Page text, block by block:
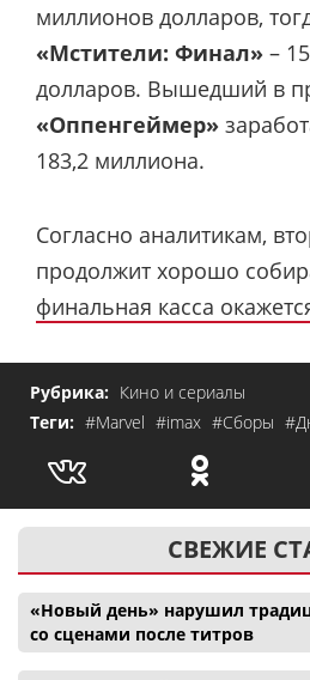
миллионов долларов,
«Мстители: Финал» –
долларов. Вышедший в
«Оппенгеймер»
183,2 миллиона.
Согласно аналитикам,
продолжит хорошо
финальная касса
Рубрика: Кино и сериалы
Теги: #Marvel #imax #Сборы
СВЕЖИЕ
«Новый день» нарушил
со сценами после титров